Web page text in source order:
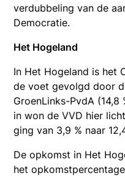
verdubbeling van de
Democratie.
Het Hogeland
In Het Hogeland is het
de voet gevolgd door
GroenLinks-PvdA (14,8
in won de VVD hier
ging van 3,9 % naar
De opkomst in Het
het